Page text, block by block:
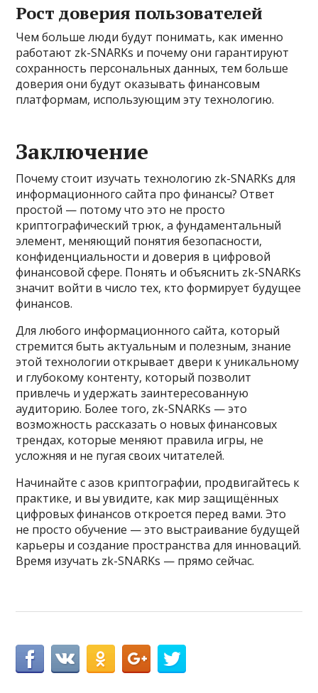
Рост доверия пользователей
Чем больше люди будут понимать, как именно
работают zk-SNARKs и почему они гарантируют
сохранность персональных данных, тем больше
доверия они будут оказывать финансовым
платформам, использующим эту технологию.
Заключение
Почему стоит изучать технологию zk-SNARKs для
информационного сайта про финансы? Ответ
простой — потому что это не просто
криптографический трюк, а фундаментальный
элемент, меняющий понятия безопасности,
конфиденциальности и доверия в цифровой
финансовой сфере. Понять и объяснить zk-SNARKs
значит войти в число тех, кто формирует будущее
финансов.
Для любого информационного сайта, который
стремится быть актуальным и полезным, знание
этой технологии открывает двери к уникальному
и глубокому контенту, который позволит
привлечь и удержать заинтересованную
аудиторию. Более того, zk-SNARKs — это
возможность рассказать о новых финансовых
трендах, которые меняют правила игры, не
усложняя и не пугая своих читателей.
Начинайте с азов криптографии, продвигайтесь к
практике, и вы увидите, как мир защищённых
цифровых финансов откроется перед вами. Это
не просто обучение — это выстраивание будущей
карьеры и создание пространства для инноваций.
Время изучать zk-SNARKs — прямо сейчас.